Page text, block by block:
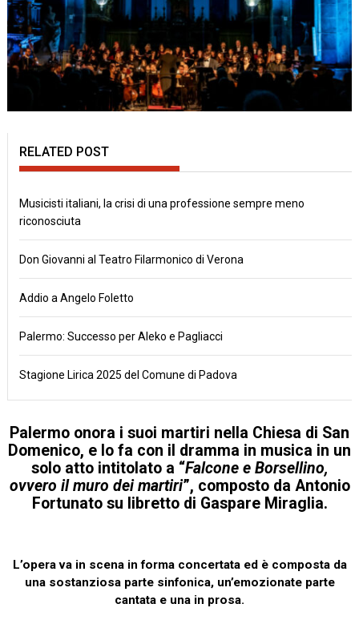
RELATED POST
Musicisti italiani, la crisi di una professione sempre meno
riconosciuta
Don Giovanni al Teatro Filarmonico di Verona
Addio a Angelo Foletto
Palermo: Successo per Aleko e Pagliacci
Stagione Lirica 2025 del Comune di Padova
Palermo onora i suoi martiri nella Chiesa di San
Domenico, e lo fa con il dramma in musica in un
solo atto intitolatoa “Falcone e Borsellino,
ovvero il muro dei martiri”, compostoda Antonio
Fortunatosu libretto di Gaspare Miraglia.
L’opera va in scena in forma concertata ed è composta da
una sostanziosa parte sinfonica, un’emozionate parte
cantata e una in prosa.